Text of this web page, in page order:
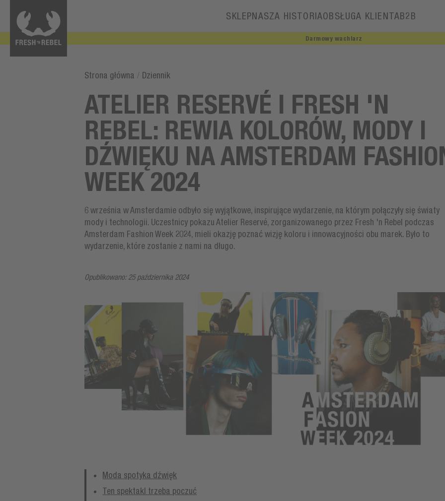
SKLEPNASZA HISTORIAOBSŁUGA KLIENTAB2B
Darmowy wachlarz
Strona główna / Dziennik
ATELIER RESERVÉ I FRESH 'N
REBEL: REWIA KOLORÓW, MODY I
DŹWIĘKU NA AMSTERDAM
WEEK 2024
6 września w Amsterdamie odbyło się wyjątkowe, inspirujące wydarzenie, na którym połączyły się światy
mody i technologii. Uczestnicy pokazu Atelier Reservé, zorganizowanego przez Fresh 'n Rebel podczas
Amsterdam Fashion Week 2024, mieli okazję poznać wizję koloru i innowacyjności obu marek. Było to
wydarzenie, które zostanie z nami na długo.
Opublikowano: 25 października 2024
Moda spotyka dźwięk
Ten spektakl trzeba poczuć